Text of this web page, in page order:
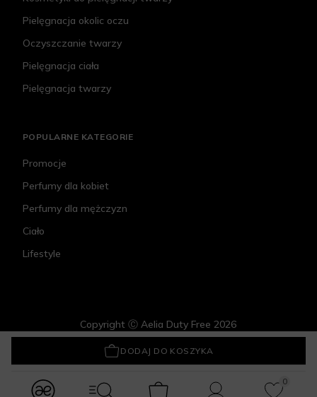
0
DODAJ DO KOSZYKA
Crystallove Masażer do twarzy z Ametystu
Pielęgnacja okolic oczu
Oczyszczanie twarzy
Pielęgnacja ciała
Pielęgnacja twarzy
POPULARNE KATEGORIE
Promocje
Perfumy dla kobiet
Perfumy dla mężczyzn
Ciało
Lifestyle
Copyright Ⓒ Aelia Duty Free 2026